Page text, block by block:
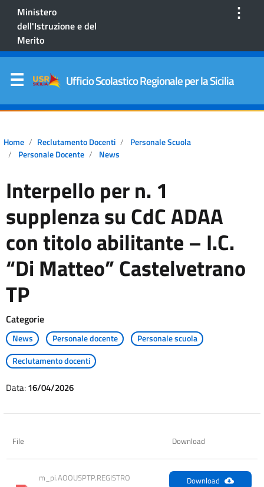
Ministero
dell'Istruzione e del
Merito
⋮
Ufficio Scolastico Regionale per la Sicilia
Home Reclutamento Docenti
Personale Scuola
Personale Docente
News
Interpello per n. 1
supplenza su CdC ADAA
con titolo abilitante – I.C.
“Di Matteo” Castelvetrano
TP
Categorie
News Personale docente
Personale scuola
Reclutamento docenti
Data:16/04/2026
File Download
m_pi.AOOUSPTP.REGISTRO
Download